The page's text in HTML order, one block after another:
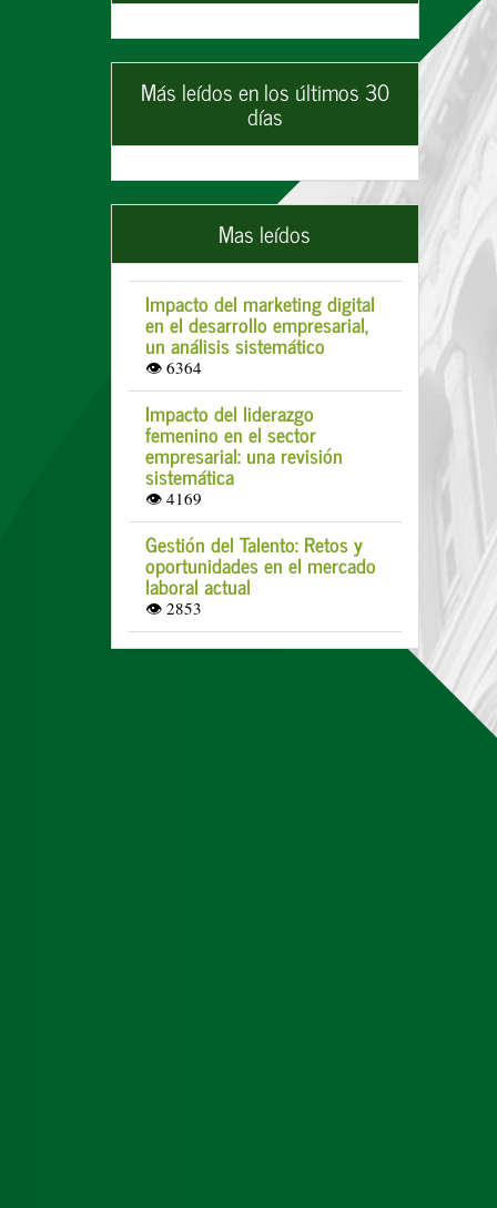
Más leídos en los últimos 30
días
Mas leídos
Impacto del marketing digital
en el desarrollo empresarial,
un análisis sistemático
👁 6364
Impacto del liderazgo
femenino en el sector
empresarial: una revisión
sistemática
👁 4169
Gestión del Talento: Retos y
oportunidades en el mercado
laboral actual
👁 2853